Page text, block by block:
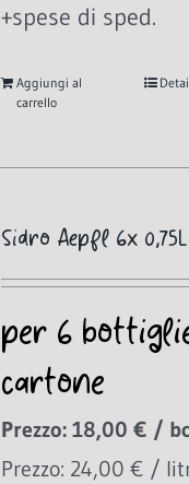
+spese di sped.
Aggiungi al
carrello
Sidro Aepfl 6x 0,75L
per 6
cartone
Prezzo: 18,00 € /
Prezzo: 24,00 € /